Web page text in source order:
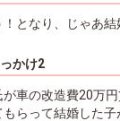
となり、じゃあ結
かけ2
車の改造費20万
らって結婚した